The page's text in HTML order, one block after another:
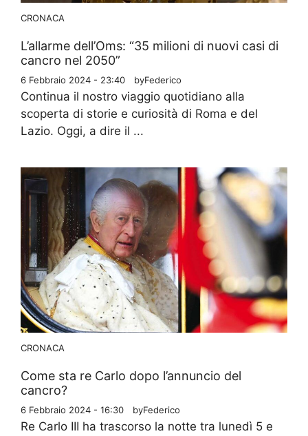
CRONACA
L’allarme dell’Oms: “35 milioni di nuovi casi di
cancro nel 2050”
6 Febbraio 2024 - 23:40 byFederico
Continua il nostro viaggio quotidiano alla
scoperta di storie e curiosità di Roma e del
Lazio. Oggi, a dire il ...
CRONACA
Come sta re Carlo dopo l’annuncio del
cancro?
6 Febbraio 2024 - 16:30 byFederico
Re Carlo III ha trascorso la notte tra lunedì 5 e